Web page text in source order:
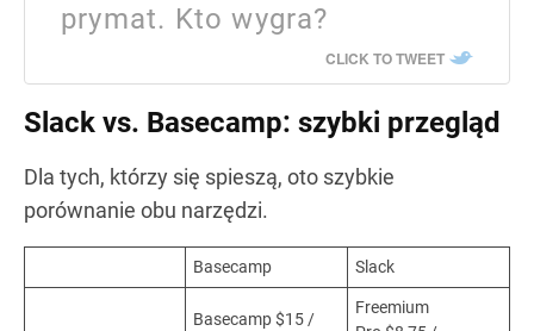
prymat. Kto wygra?
CLICK TO TWEET
Slack vs. Basecamp: szybki przegląd
Dla tych, którzy się spieszą, oto szybkie
porównanie obu narzędzi.
Basecamp Slack
Basecamp $15 /
Freemium